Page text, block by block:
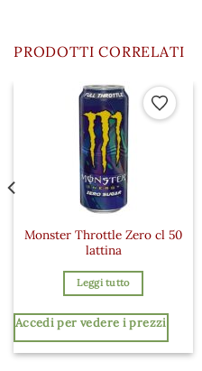
PRODOTTI CORRELATI
Monster Throttle Zero cl 50
lattina
Leggi tutto
Accedi per vedere i prezzi